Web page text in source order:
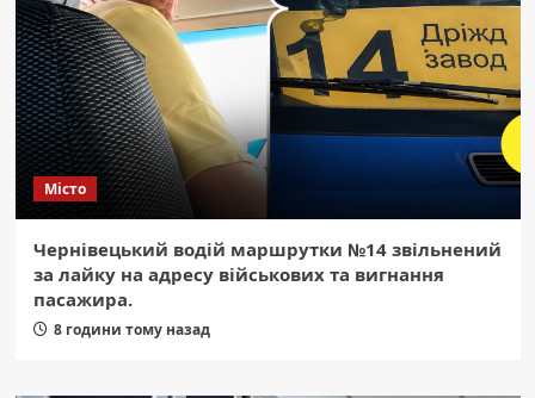
Місто
Чернівецький водій маршрутки №14 звільнений
за лайку на адресу військових та вигнання
пасажира.
8 години тому назад